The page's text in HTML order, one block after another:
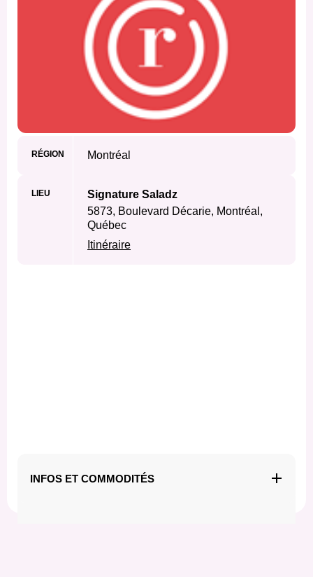
RÉGION Montréal
LIEU
Signature Saladz
5873, Boulevard Décarie, Montréal,
Québec
Itinéraire
INFOS ET COMMODITÉS